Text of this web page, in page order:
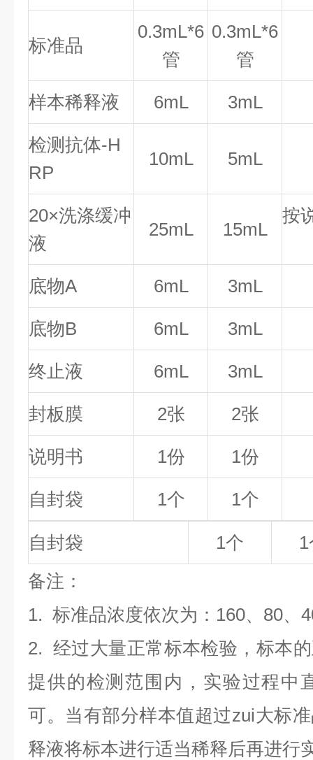
标准品
0.3mL*6
管
0.3mL*6
管
样本稀释液 6mL 3mL
检测抗体-H
RP
10mL 5mL
20×洗涤缓冲
液
25mL 15mL
按
底物A 6mL 3mL
底物B 6mL 3mL
终止液 6mL 3mL
封板膜 2张 2张
说明书 1份 1份
自封袋 1个 1个
自封袋 1个
备注 ：
1. 标准品浓度依次为：160、80、
2. 经过大量正常标本检验，标本
提供的检测范围内，实验过程中
可。当有部分样本值超过zui大标
释液将标本进行适当稀释后再进行